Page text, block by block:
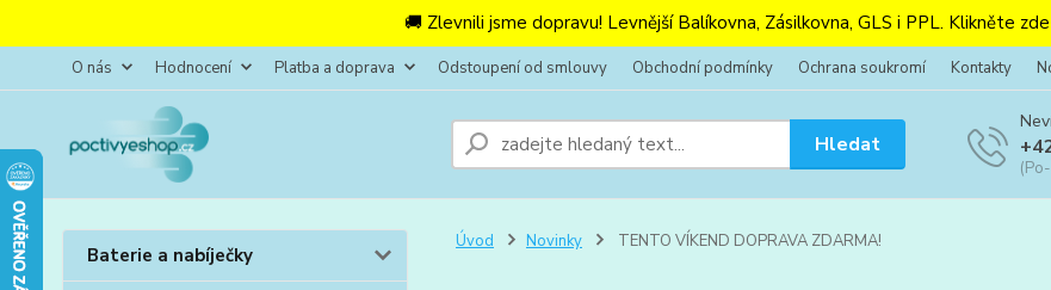
🚚 Zlevnili jsme dopravu! Levnější Balíkovna, Zásilkovna, GLS i PPL. Klikněte
O nás Hodnocení Platba a doprava Odstoupení od smlouvy Obchodní podmínky Ochrana soukromí Kontakty
Hledat
Baterie a nabíječky
Úvod Novinky TENTO VÍKEND DOPRAVA ZDARMA!